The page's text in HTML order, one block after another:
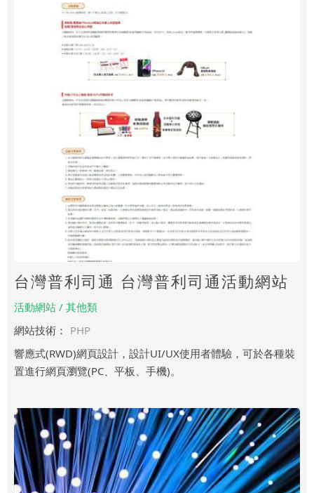
台灣普利司通 台灣普利司通活動網站
活動網站 / 其他類
網站技術： PHP
響應式(RWD)網頁設計，設計UI/UX使用者體驗，可於各種裝
置進行網頁瀏覽(PC、平板、手機)。